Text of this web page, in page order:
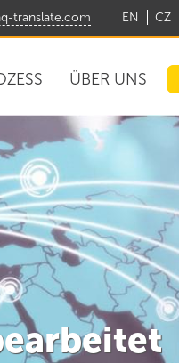
EN CZ
translate.com
ÜBER UNS